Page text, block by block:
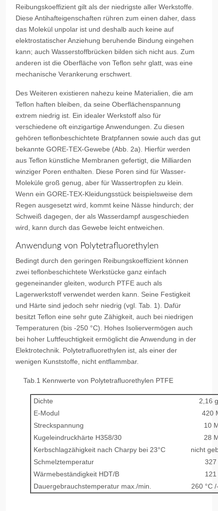
Reibungskoeffizient gilt als der niedrigste aller Werkstoffe.
Diese Antihafteigenschaften rühren zum einen daher, dass
das Molekül unpolar ist und deshalb auch keine auf
elektrostatischer Anziehung beruhende Bindung eingehen
kann; auch Wasserstoffbrücken bilden sich nicht aus. Zum
anderen ist die Oberfläche von Teflon sehr glatt, was eine
mechanische Verankerung erschwert.
Des Weiteren existieren nahezu keine Materialien, die am
Teflon haften bleiben, da seine Oberflächenspannung
extrem niedrig ist. Ein idealer Werkstoff also für
verschiedene oft einzigartige Anwendungen. Zu diesen
gehören teflonbeschichtete Bratpfannen sowie auch das gut
bekannte GORE-TEX-Gewebe (Abb. 2a). Hierfür werden
aus Teflon künstliche Membranen gefertigt, die Milliarden
winziger Poren enthalten. Diese Poren sind für Wasser-
Moleküle groß genug, aber für Wassertropfen zu klein.
Wenn ein GORE-TEX-Kleidungsstück beispielsweise dem
Regen ausgesetzt wird, kommt keine Nässe hindurch; der
Schweiß dagegen, der als Wasserdampf ausgeschieden
wird, kann durch das Gewebe leicht entweichen.
Anwendung von Polytetrafluorethylen
Bedingt durch den geringen Reibungskoeffizient können
zwei teflonbeschichtete Werkstücke ganz einfach
gegeneinander gleiten, wodurch PTFE auch als
Lagerwerkstoff verwendet werden kann. Seine Festigkeit
und Härte sind jedoch sehr niedrig (vgl. Tab. 1). Dafür
besitzt Teflon eine sehr gute Zähigkeit, auch bei niedrigen
Temperaturen (bis -250 °C). Hohes Isoliervermögen auch
bei hoher Luftfeuchtigkeit ermöglicht die Anwendung in der
Elektrotechnik. Polytetrafluorethylen ist, als einer der
wenigen Kunststoffe, nicht entflammbar.
Tab.1 Kennwerte von Polytetrafluorethylen PTFE
Dichte
2,16
E-Modul
420
Streckspannung
10
Kugeleindruckhärte H358/30
28
Kerbschlagzähigkeit nach Charpy bei 23°C
nicht
Schmelztemperatur
327
Wärmebeständigkeit HDT/B
121
Dauergebrauchstemperatur max./min.
260 °C